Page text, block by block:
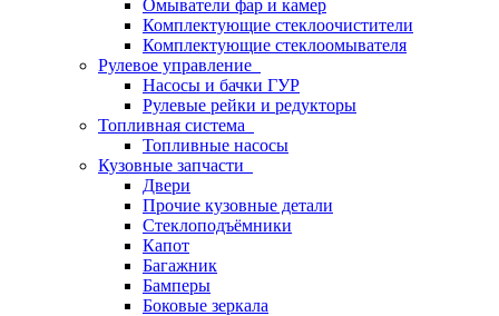
Омыватели фар и камер
Комплектующие стеклоочистители
Комплектующие стеклоомывателя
Рулевое управление
Насосы и бачки ГУР
Рулевые рейки и редукторы
Топливная система
Топливные насосы
Кузовные запчасти
Двери
Прочие кузовные детали
Стеклоподъёмники
Капот
Багажник
Бамперы
Боковые зеркала